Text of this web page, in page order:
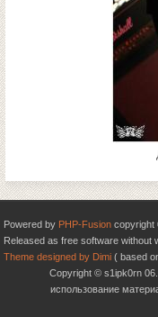
Powered by PHP-Fusion copyright
Released as free software without
Theme designed by Dimi ( based
Copyright © s1ipk0rn
использование